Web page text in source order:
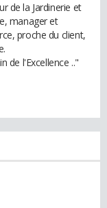
de la Jardinerie et
manager et
proche du client,
de l'Excellence .."